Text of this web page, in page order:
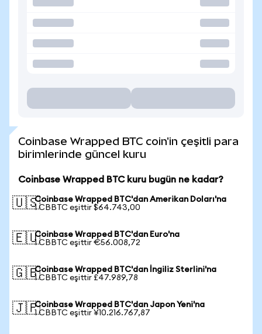
Coinbase Wrapped BTC coin'in çeşitli para
birimlerinde güncel kuru
Coinbase Wrapped BTC kuru bugün ne kadar?
🇺🇸Coinbase Wrapped BTC'dan Amerikan Doları'na
1 CBBTC eşittir $64.743,00
🇪🇺Coinbase Wrapped BTC'dan Euro'na
1 CBBTC eşittir €56.008,72
🇬🇧Coinbase Wrapped BTC'dan İngiliz Sterlini'na
1 CBBTC eşittir £47.989,78
🇯🇵Coinbase Wrapped BTC'dan Japon Yeni'na
1 CBBTC eşittir ¥10.216.767,87